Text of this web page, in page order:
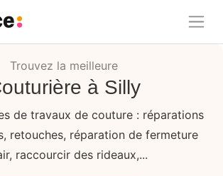
Trouvez la meilleure
à Silly
de travaux de couture : réparations
retouches, réparation de fermeture
raccourcir des rideaux,...